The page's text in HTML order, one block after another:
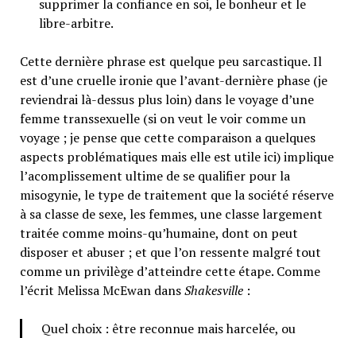
supprimer la confiance en soi, le bonheur et le
libre-arbitre.
Cette dernière phrase est quelque peu sarcastique. Il
est d’une cruelle ironie que l’avant-dernière phase (je
reviendrai là-dessus plus loin) dans le voyage d’une
femme transsexuelle (si on veut le voir comme un
voyage ; je pense que cette comparaison a quelques
aspects problématiques mais elle est utile ici) implique
l’acomplissement ultime de se qualifier pour la
misogynie, le type de traitement que la société réserve
à sa classe de sexe, les femmes, une classe largement
traitée comme moins-qu’humaine, dont on peut
disposer et abuser ; et que l’on ressente malgré tout
comme un privilège d’atteindre cette étape. Comme
l’écrit Melissa McEwan dansShakesville:
Quel choix : être reconnue mais harcelée, ou